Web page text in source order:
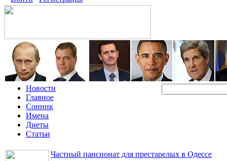
Новости
Главное
Сонник
Имена
Диеты
Статьи
Частный пансионат для престарелых в Одессе